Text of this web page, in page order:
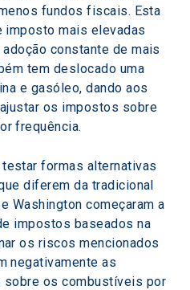
fundos fiscais. Esta
imposto mais elevadas
constante de mais
tem deslocado uma
e gasóleo, dando aos
os impostos sobre
frequência.
formas alternativas
diferem da tradicional
Washington começaram a
impostos baseados na
os riscos mencionados
negativamente as
sobre os combustíveis por